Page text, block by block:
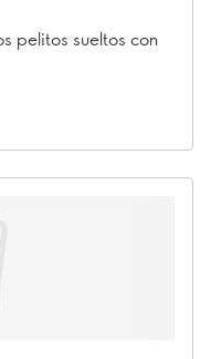
pelitos sueltos con